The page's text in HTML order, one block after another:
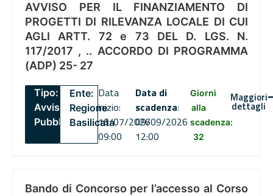
AVVISO PER IL FINANZIAMENTO DI
PROGETTI DI RILEVANZA LOCALE DI CUI
AGLI ARTT. 72 e 73 DEL D. LGS. N.
117/2017 , .. ACCORDO DI PROGRAMMA
(ADP) 25- 27
Tipo:
Avviso
Pubblico
Ente:
Regione
Basilicata
Data
inizio:
16/07/2026
09:00
Data di
scadenza:
09/09/2026
12:00
Giorni
alla
scadenza:
32
Maggiori
dettagli
Bando di Concorso per l’accesso al Corso